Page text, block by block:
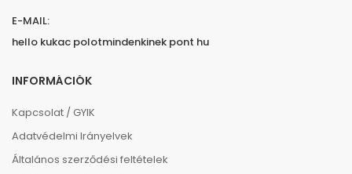
E-MAIL:
hello kukac polotmindenkinek pont hu
INFORMÁCIÓK
Kapcsolat / GYIK
Adatvédelmi Irányelvek
Általános szerződési feltételek